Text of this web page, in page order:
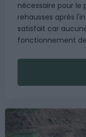
nécessaire pour le
rehausses après
satisfait car
fonctionnement